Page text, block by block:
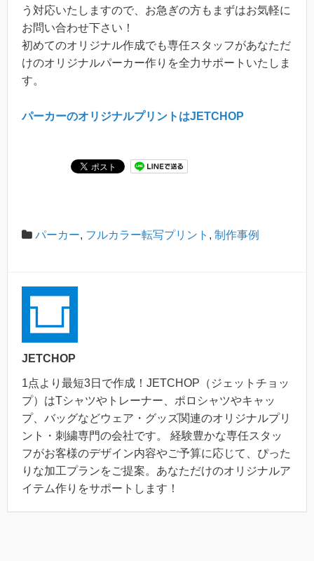
う対応いたしますので、お急ぎの方もまずはお気軽に
お問い合わせ下さい！
初めてのオリジナル作成でも専任スタッフがあなただ
けのオリジナルパーカー作りを全力サポートいたしま
す。
パーカーのオリジナルプリントはJETCHOP
パーカー, フルカラー転写プリント , 制作事例
JETCHOP
1点より最短3日で作成！JETCHOP（ジェットチョッ
プ）はTシャツやトレーナー、ポロシャツやキャッ
プ、バッグなどウェア・グッズ関連のオリジナルプリ
ント・刺繍専門の会社です。 経験豊かな専任スタッ
フがお客様のデザイン内容やご予算に応じて、ぴった
りな加工プランをご提案。あなただけのオリジナルア
イテム作りをサポートします！